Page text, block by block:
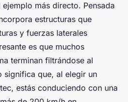
ejemplo más directo. Pensada
estructuras que
y fuerzas laterales
es que muchos
terminan filtrándose al
significa que, al elegir un
estás conduciendo con una